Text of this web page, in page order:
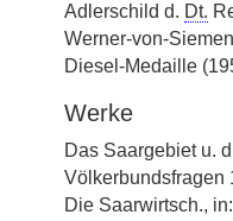
Adlerschild d. Dt.
Werner-von-
Diesel-Medaille
Werke
Das Saargebiet u.
Völkerbundsfragen
Die Saarwirtsch.,